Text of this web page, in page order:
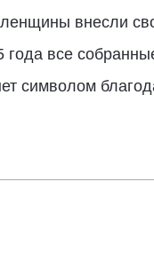
внесли
года все
символом